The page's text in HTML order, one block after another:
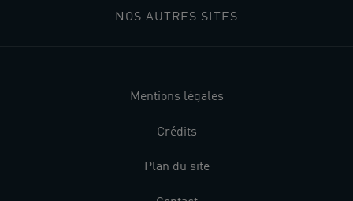
NOS AUTRES SITES
Mentions légales
Crédits
Plan du site